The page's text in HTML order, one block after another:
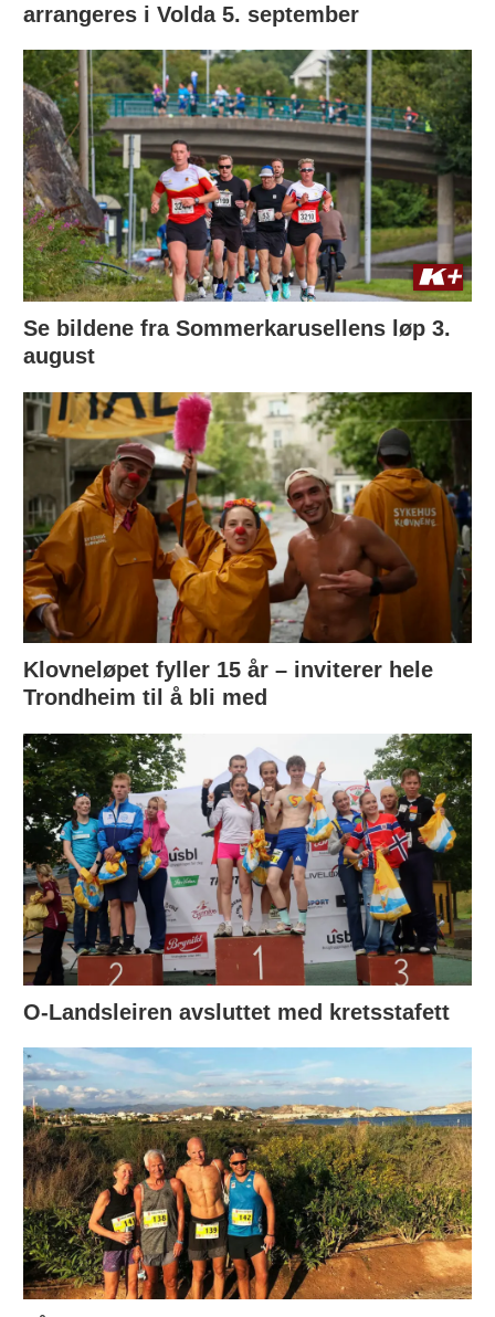
arrangeres i Volda 5. september
Se bildene fra Sommerkarusellens løp 3.
august
Klovneløpet fyller 15 år – inviterer hele
Trondheim til å bli med
O-Landsleiren avsluttet med kretsstafett